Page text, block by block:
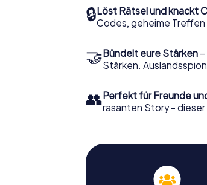
🔒Löst Rätsel und knackt
Codes, geheime Treffen
🤝Bündelt eure Stärken
Stärken.
👥Perfekt für Freunde
rasanten Story -